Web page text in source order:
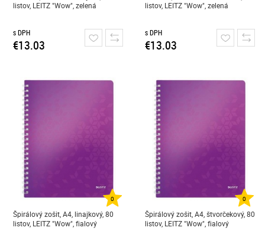
listov, LEITZ "Wow", zelená
s DPH
€13.03
listov, LEITZ "Wow", zelená
s DPH
€13.03
0
Špirálový zošit, A4, linajkový, 80
listov, LEITZ "Wow", fialový
0
Špirálový zošit, A4, štvorčekový, 80
listov, LEITZ "Wow", fialový